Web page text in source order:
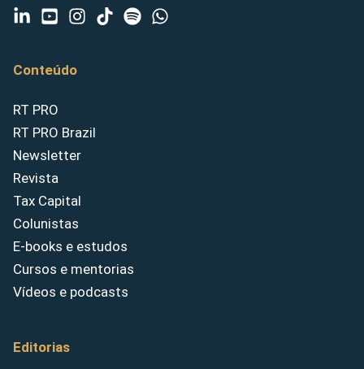
Conteúdo
RT PRO
RT PRO Brazil
Newsletter
Revista
Tax Capital
Colunistas
E-books e estudos
Cursos e mentorias
Vídeos e podcasts
Editorias